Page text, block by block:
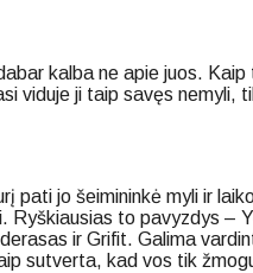
kalba ne apie juos.
viduje ji taip savęs nemyli,
jo šeimininkė myli ir
to pavyzdys –
ir Grifit. Galima
sutverta, kad vos tik